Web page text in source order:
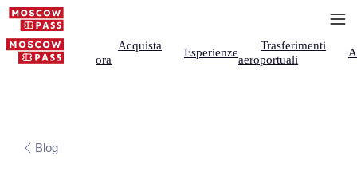
Acquista
ora
Esperienze
Trasferimenti
aeroportuali
Blog